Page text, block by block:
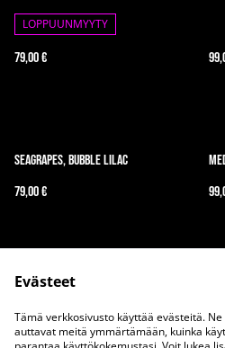
LOPPUUNMYYTY
79,00 €
Seagrapes, Bubble Lilac
79,00 €
Evästeet
Tämä verkkosivusto käyttää evästeitä.
auttavat meitä ymmärtämään, kuinka